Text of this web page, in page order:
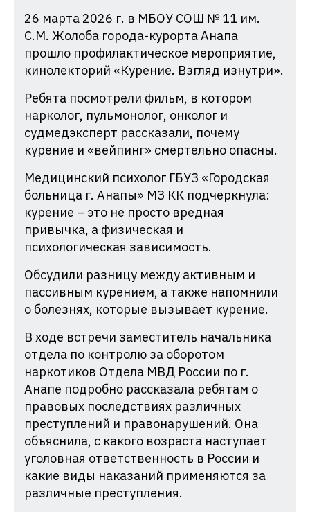
их
прав
при
Администрации
Краснодарского
края
26 марта 2026 г. в МБОУ СОШ № 11 им.
С.М. Жолоба города-курорта Анапа
прошло профилактическое мероприятие,
кинолекторий «Курение. Взгляд изнутри».
Ребята посмотрели фильм, в котором
нарколог, пульмонолог, онколог и
судмедэксперт рассказали, почему
курение и «вейпинг» смертельно опасны.
Медицинский психолог ГБУЗ «Городская
больница г. Анапы» МЗ КК подчеркнула:
курение – это не просто вредная
привычка, а физическая и
психологическая зависимость.
Обсудили разницу между активным и
пассивным курением, а также напомнили
о болезнях, которые вызывает курение.
В ходе встречи заместитель начальника
отдела по контролю за оборотом
наркотиков Отдела МВД России по г.
Анапе подробно рассказала ребятам о
правовых последствиях различных
преступлений и правонарушений. Она
объяснила, с какого возраста наступает
уголовная ответственность в России и
какие виды наказаний применяются за
различные преступления.